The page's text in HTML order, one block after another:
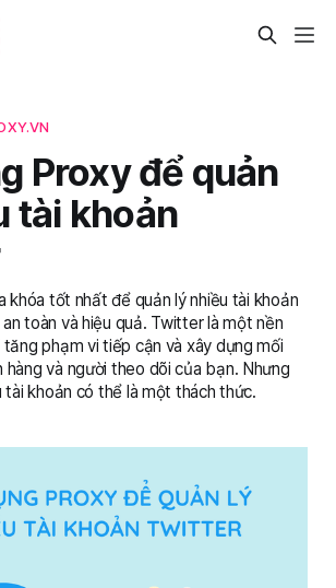
Proxy để quản
tài khoản
khóa tốt nhất để quản lý nhiều tài khoản
toàn và hiệu quả. Twitter là một nền
phạm vi tiếp cận và xây dựng mối
hàng và người theo dõi của bạn. Nhưng
tài khoản có thể là một thách thức.